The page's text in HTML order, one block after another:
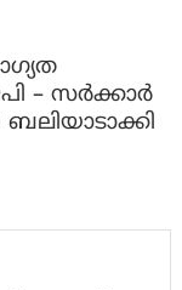
– സർക്കാർ